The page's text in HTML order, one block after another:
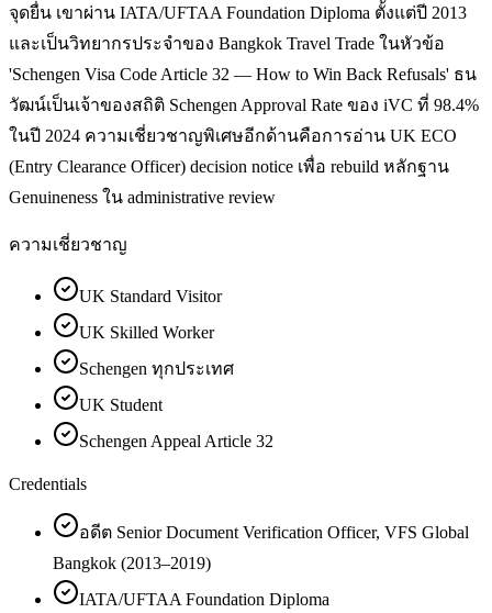
จุดยื่น เขาผ่าน IATA/UFTAA Foundation Diploma ตั้งแต่ปี 2013
และเป็นวิทยากรประจำของ Bangkok Travel Trade ในหัวข้อ
'Schengen Visa Code Article 32 — How to Win Back Refusals' ธน
วัฒน์เป็นเจ้าของสถิติ Schengen Approval Rate ของ iVC ที่ 98.4%
ในปี 2024 ความเชี่ยวชาญพิเศษอีกด้านคือการอ่าน UK ECO
(Entry Clearance Officer) decision notice เพื่อ rebuild หลักฐาน
Genuineness ใน administrative review
ความเชี่ยวชาญ
UK Standard Visitor
UK Skilled Worker
Schengen ทุกประเทศ
UK Student
Schengen Appeal Article 32
Credentials
อดีต Senior Document Verification Officer, VFS Global
Bangkok (2013–2019)
IATA/UFTAA Foundation Diploma